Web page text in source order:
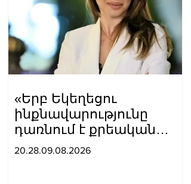
«Երբ Եկեղեցու
ինքնավարությունը
դառնում է քրեական
գործ»․ Լիլիա Շուշանյան
20.28.09.08.2026